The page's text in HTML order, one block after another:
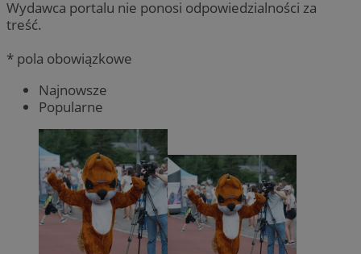
Wydawca portalu nie ponosi odpowiedzialności za
treść.
* pola obowiązkowe
Najnowsze
Popularne